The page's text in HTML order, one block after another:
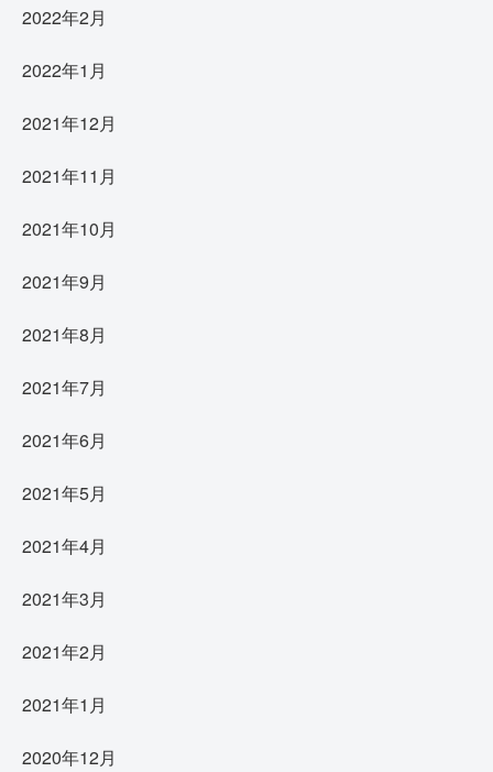
2022年2月
2022年1月
2021年12月
2021年11月
2021年10月
2021年9月
2021年8月
2021年7月
2021年6月
2021年5月
2021年4月
2021年3月
2021年2月
2021年1月
2020年12月